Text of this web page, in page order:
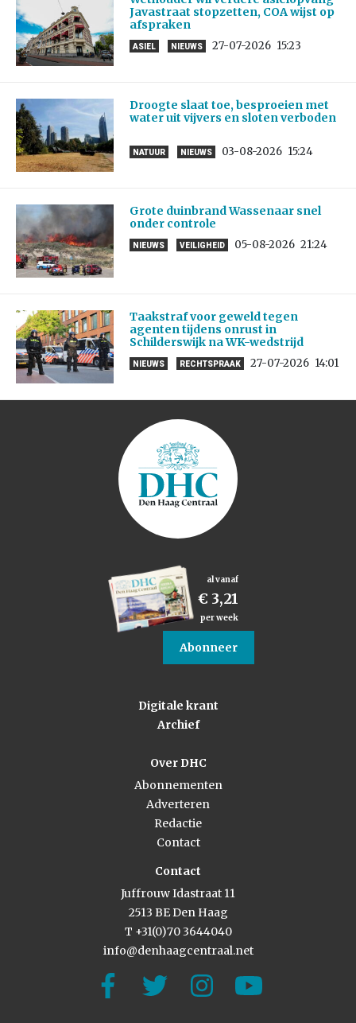
Javastraat stopzetten, COA wijst op
afspraken
ASIEL NIEUWS 27-07-2026 15:23
Droogte slaat toe, besproeien met
water uit vijvers en sloten verboden
NATUUR NIEUWS 03-08-2026 15:24
Grote duinbrand Wassenaar snel
onder controle
NIEUWS VEILIGHEID 05-08-2026 21:24
Taakstraf voor geweld tegen
agenten tijdens onrust in
Schilderswijk na WK-wedstrijd
NIEUWS RECHTSPRAAK 27-07-2026 14:01
al vanaf
€ 3,21
per week
Abonneer
Digitale krant
Archief
Over DHC
Abonnementen
Adverteren
Redactie
Contact
Contact
Juffrouw Idastraat 11
2513 BE Den Haag
T +31(0)70 3644040
info@denhaagcentraal.net